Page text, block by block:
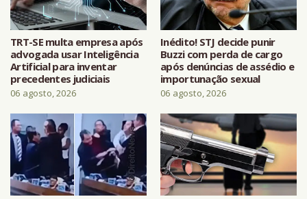
TRT-SE multa empresa após
advogada usar Inteligência
Artificial para inventar
precedentes judiciais
06 agosto, 2026
Inédito! STJ decide punir
Buzzi com perda de cargo
após denúncias de assédio e
importunação sexual
06 agosto, 2026